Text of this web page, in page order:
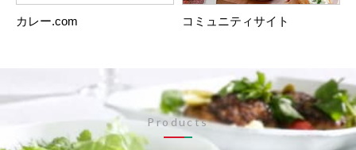
カレー.com コミュニティサイト
Products